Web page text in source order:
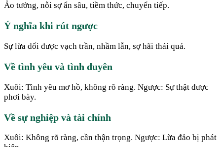
Ảo tưởng, nỗi sợ ẩn sâu, tiềm thức, chuyển tiếp.
Ý nghĩa khi rút ngược
Sự lừa dối được vạch trần, nhầm lẫn, sợ hãi thái quá.
Về tình yêu và tình duyên
Xuôi: Tình yêu mơ hồ, không rõ ràng. Ngược: Sự thật được
phơi bày.
Về sự nghiệp và tài chính
Xuôi: Không rõ ràng, cần thận trọng. Ngược: Lừa đảo bị phát